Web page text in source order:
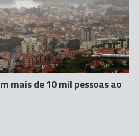
mais de 10 mil pessoas ao